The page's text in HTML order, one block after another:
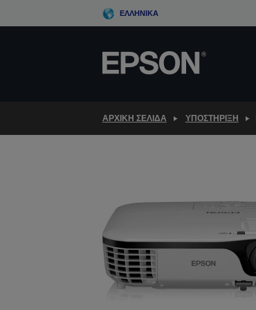
to
ΕΛΛΗΝΙΚΆ
ΑΡΧΙΚΗ ΣΕΛΙΔΑ ΥΠΟΣΤΉΡΙΞΗ